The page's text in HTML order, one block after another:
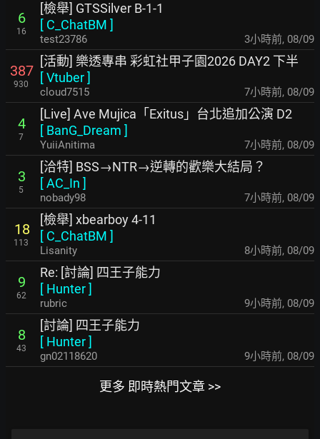
6
16
[檢舉] GTSSilver B-1-1
[ C_ChatBM ]
test23786 3小時前, 08/09
387
930
[活動] 樂透專串 彩虹社甲子園2026 DAY2 下半
[Vtuber]
cloud7515 7小時前, 08/09
4
7
[Live] Ave Mujica「Exitus」台北追加公演 D2
[ BanG_Dream ]
YuiiAnitima 7小時前, 08/09
3
5
[洽特] BSS→NTR→逆轉的歡樂大結局？
[AC_In ]
nobady98 7小時前, 08/09
18
113
[檢舉] xbearboy 4-11
[ C_ChatBM ]
Lisanity 8小時前, 08/09
9
62
Re: [討論] 四王子能力
[ Hunter]
rubric 9小時前, 08/09
8
43
[討論] 四王子能力
[ Hunter]
gn02118620 9小時前, 08/09
更多 即時熱門文章 >>